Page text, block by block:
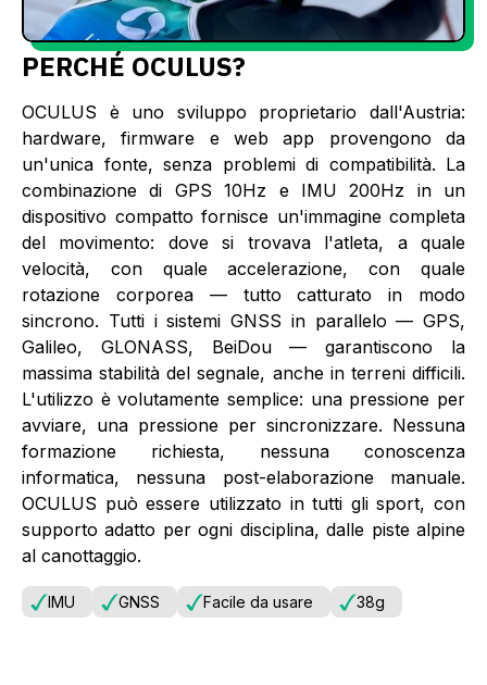
PERCHÉ OCULUS?
OCULUS è uno sviluppo proprietario dall'Austria:
hardware, firmware e web app provengono da
un'unica fonte, senza problemi di compatibilità. La
combinazione di GPS 10Hz e IMU 200Hz in un
dispositivo compatto fornisce un'immagine completa
del movimento: dove si trovava l'atleta, a quale
velocità, con quale accelerazione, con quale
rotazione corporea — tutto catturato in modo
sincrono. Tutti i sistemi GNSS in parallelo — GPS,
Galileo, GLONASS, BeiDou — garantiscono la
massima stabilità del segnale, anche in terreni difficili.
L'utilizzo è volutamente semplice: una pressione per
avviare, una pressione per sincronizzare. Nessuna
formazione richiesta, nessuna conoscenza
informatica, nessuna post-elaborazione manuale.
OCULUS può essere utilizzato in tutti gli sport, con
supporto adatto per ogni disciplina, dalle piste alpine
al canottaggio.
IMU GNSS Facile da usare 38g